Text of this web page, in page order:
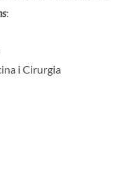
:
i Cirurgia